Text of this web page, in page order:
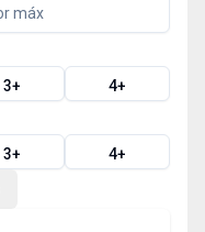
3+ 4+
3+ 4+